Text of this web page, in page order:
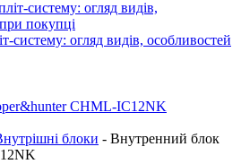
систему: огляд видів, особливостей
CHML-IC12NK
блоки - Внутренний блок